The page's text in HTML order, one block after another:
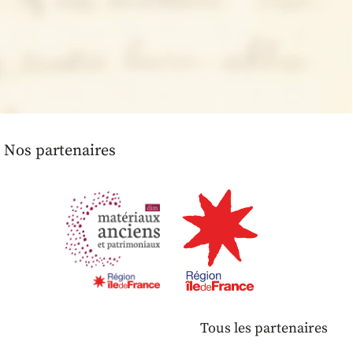
Nos partenaires
Tous les partenaires